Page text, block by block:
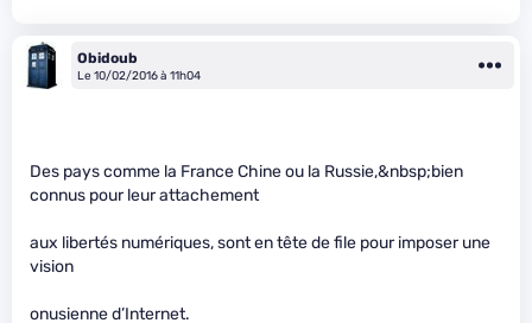
Obidoub
Le 10/02/2016 à 11h04
Des pays comme la France Chine ou la Russie,&nbsp;bien
connus pour leur attachement
aux libertés numériques, sont en tête de file pour imposer une
vision
onusienne d’Internet.